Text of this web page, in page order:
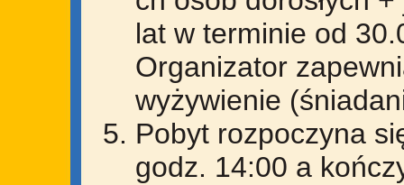
lat w terminie od
Organizator
wyżywienie
Pobyt rozpoczyna
godz. 14:00 a